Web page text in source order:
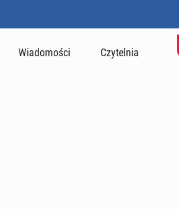
Wiadomości Czytelnia